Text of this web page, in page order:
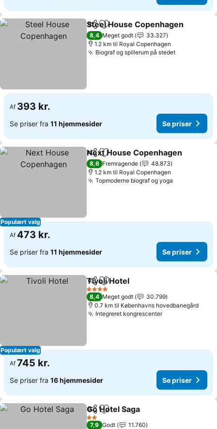
Del Føj til favoritter
Steel House Copenhagen
8,4 Meget godt
33.327
1.2 km til Royal Copenhagen
Biograf og spillerum på stedet
Af 393 kr.
Se priser fra 11 hjemmesider Se priser
Populært valg
Del Føj til favoritter
Next House Copenhagen
8,6 Fremragende
48.873
1.2 km til Royal Copenhagen
Topmoderne biograf og yoga
Af 473 kr.
Se priser fra 11 hjemmesider Se priser
Populært valg
Del Føj til favoritter
Tivoli Hotel
4 Stjerner
8,4 Meget godt
30.799
0.7 km til Københavns hovedbanegård
Integreret kongrescenter
Af 745 kr.
Se priser fra 16 hjemmesider Se priser
Del Føj til favoritter
Go Hotel Saga
2 Stjerner
7,9 Godt
11.760